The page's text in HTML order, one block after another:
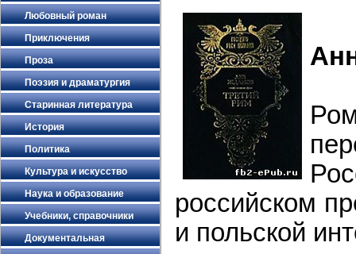
Любовный роман
Приключения
Проза
Поэзия и драматургия
Старинная литература
История
Политика
Культура и искусство
Наука и образование
Учебники, справочники
Документальная
российском
и польской